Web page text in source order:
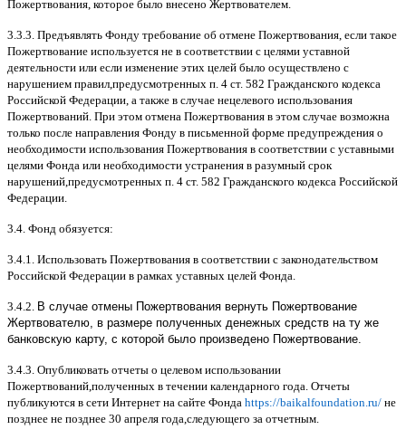
Пожертвования которое было внесено Жертвователем
3.3.3. Предъявлять Фонду требование об отмене Пожертвования если такое
Пожертвование используется не в соответствии с целями уставной
деятельности или если изменение этих целей было осуществлено с
нарушением правил предусмотренных п . 4 ст. 582 Гражданского кодекса
Российской Федерации а также в случае нецелевого использования
Пожертвований При этом отмена Пожертвования в этом случае возможна
только после направления Фонду в письменной форме предупреждения о
необходимости использования Пожертвования в соответствии с уставными
целями Фонда или необходимости устранения в разумный срок
нарушений предусмотренных п . 4 ст. 582 Гражданского кодекса Российской
Федерации
3.4. Фонд обязуется:
3.4.1. Использовать Пожертвования в соответствии с законодательством
Российской Федерации в рамках уставных целей Фонда
3.4.2. В случае отмены Пожертвования вернуть Пожертвование
Жертвователю, в размере полученных денежных средств на ту же
банковскую карту, с которой было произведено Пожертвование.
3.4.3. Опубликовать отчеты о целевом использовании
Пожертвований полученных в течении календарного года Отчеты
публикуются в сети Интернет на сайте Фонда https://baikalfoundation.ru/ не
позднее не позднее 30 апреля года следующего за отчетным